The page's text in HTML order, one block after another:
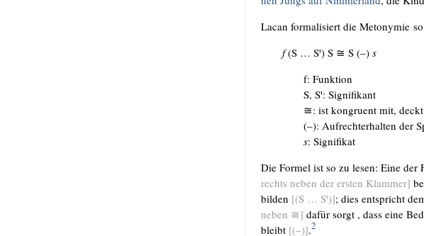
Lacan for­ma­li­siert die Met­ony­mie
f(S … Sꞌ) S ≅ S (–)s
f: Funk­ti­on
S, Sꞌ: Signifikant
≅: ist kon­gru­ent mit,
(–): Auf­recht­erhal­ten der
s: Signi­fi­kat
Die For­mel ist so zu lesen: Eine der
rechts neben der ers­ten Klam­mer]
bil­den [(S … Sꞌ)]; dies ent­spricht
neben ≅] dafür sorgt , dass eine
bleibt [(–)].2